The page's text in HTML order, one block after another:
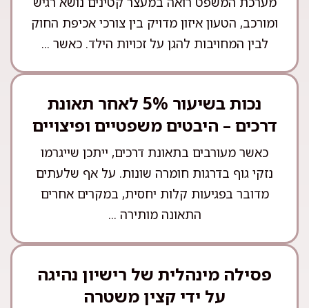
ומורכב, הטעון איזון מדויק בין צורכי אכיפת החוק
לבין המחויבות להגן על זכויות הילד. כאשר ...
נכות בשיעור 5% לאחר תאונת
דרכים – היבטים משפטיים ופיצויים
כאשר מעורבים בתאונת דרכים, ייתכן שייגרמו
נזקי גוף בדרגות חומרה שונות. על אף שלעתים
מדובר בפגיעות קלות יחסית, במקרים אחרים
התאונה מותירה ...
פסילה מינהלית של רישיון נהיגה
על ידי קצין משטרה